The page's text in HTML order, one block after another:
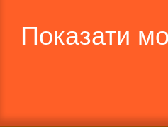
Показати